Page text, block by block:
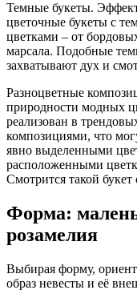
Темные букеты.
цветочные букеты с
цветками – от
марсала. Подобные
захватывают дух и
Разноцветные
природности модных
реализован в
композициями, что
явно выделенными
расположенными
Смотрится такой
Форма:
розамелия
Выбирая форму,
образ невесты и её